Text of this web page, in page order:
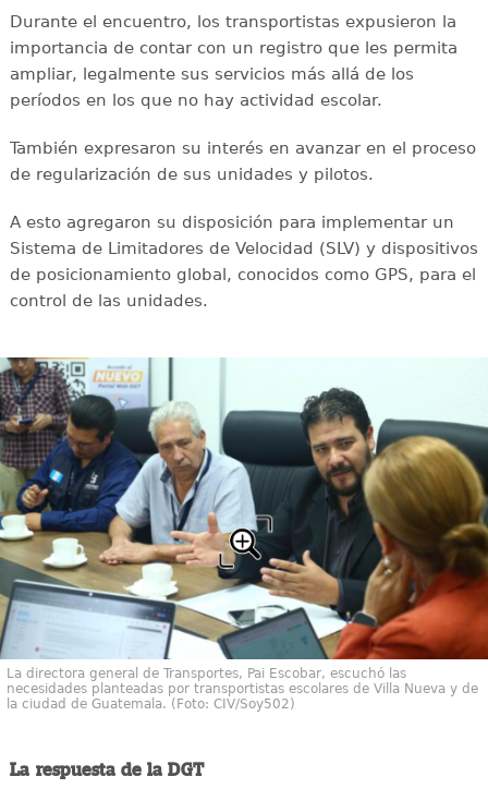
Durante el encuentro, los transportistas expusieron la
importancia de contar con un registro que les permita
ampliar, legalmente sus servicios más allá de los
períodos en los que no hay actividad escolar.
También expresaron su interés en avanzar en el proceso
de regularización de sus unidades y pilotos.
A esto agregaron su disposición para implementar un
Sistema de Limitadores de Velocidad (SLV) y dispositivos
de posicionamiento global, conocidos como GPS, para el
control de las unidades.
La directora general de Transportes, Pai Escobar, escuchó las
necesidades planteadas por transportistas escolares de Villa Nueva y de
la ciudad de Guatemala. (Foto: CIV/Soy502)
La respuesta de la DGT